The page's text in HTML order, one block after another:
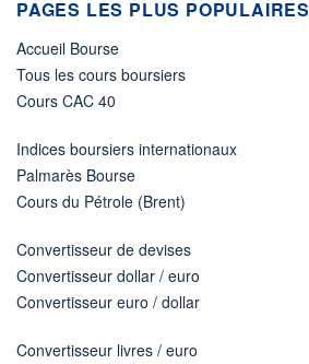
PAGES LES PLUS POPULAIRES
Accueil Bourse
Tous les cours boursiers
Cours CAC 40
Indices boursiers internationaux
Palmarès Bourse
Cours du Pétrole (Brent)
Convertisseur de devises
Convertisseur dollar / euro
Convertisseur euro / dollar
Convertisseur livres / euro